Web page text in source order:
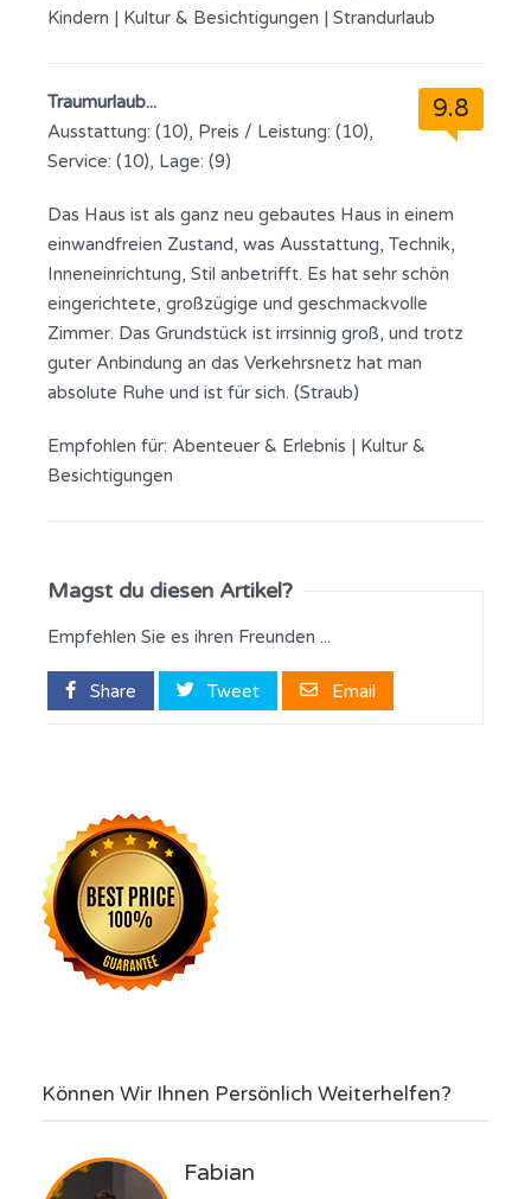
Kindern | Kultur & Besichtigungen | Strandurlaub
9.8
Traumurlaub...
Ausstattung: (10), Preis / Leistung: (10),
Service: (10), Lage: (9)
Das Haus ist als ganz neu gebautes Haus in einem
einwandfreien Zustand, was Ausstattung, Technik,
Inneneinrichtung, Stil anbetrifft. Es hat sehr schön
eingerichtete, großzügige und geschmackvolle
Zimmer. Das Grundstück ist irrsinnig groß, und trotz
guter Anbindung an das Verkehrsnetz hat man
absolute Ruhe und ist für sich. (Straub)
Empfohlen für: Abenteuer & Erlebnis | Kultur &
Besichtigungen
Magst du diesen Artikel?
Empfehlen Sie es ihren Freunden ...
Share Tweet Email
Können Wir Ihnen Persönlich Weiterhelfen?
Fabian